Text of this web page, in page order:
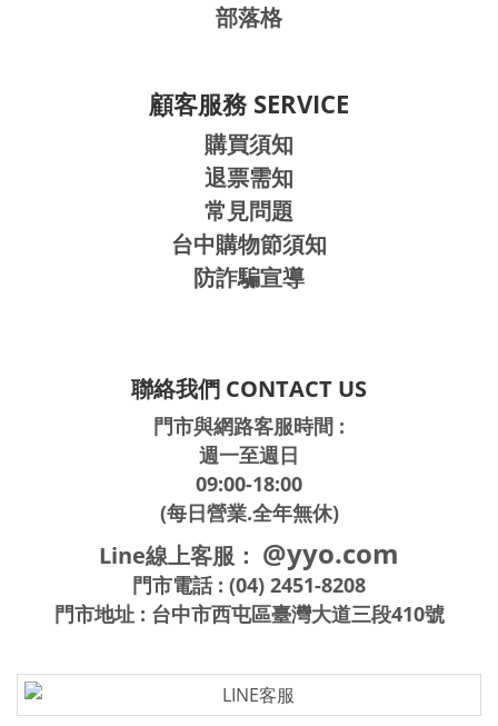
部落格
顧客服務 SERVICE
購買須知
退票需知
常見問題
台中購物節須知
防詐騙宣導
聯絡我們 CONTACT US
門市與網路客服時間 :
週一至週日
09:00-18:00
(每日營業.全年無休)
Line線上客服： @yyo.com
門市電話 : (04) 2451-8208
門市地址 : 台中市西屯區臺灣大道三段410號